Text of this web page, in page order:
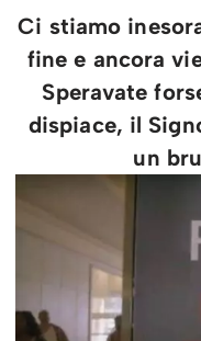
Ci stiamo
fine e ancora
Speravate
dispiace, il
un